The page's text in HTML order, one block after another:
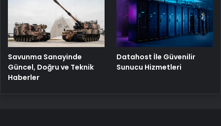
Savunma Sanayinde
Güncel, Doğru ve Teknik
Haberler
Datahost İle Güvenilir
Sunucu Hizmetleri